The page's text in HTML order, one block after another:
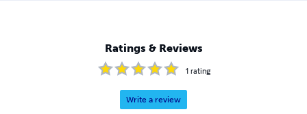
Ratings & Reviews
1 rating
Write a review